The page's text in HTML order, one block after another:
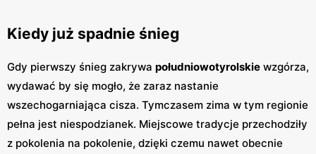
Kiedy już spadnie śnieg
Gdy pierwszy śnieg zakrywa południowotyrolskie wzgórza,
wydawać by się mogło, że zaraz nastanie
wszechogarniająca cisza. Tymczasem zima w tym regionie
pełna jest niespodzianek. Miejscowe tradycje przechodziły
z pokolenia na pokolenie, dzięki czemu nawet obecnie